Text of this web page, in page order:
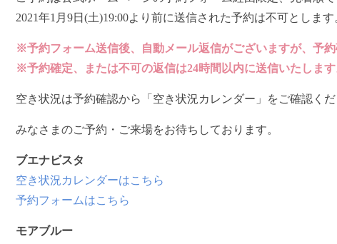
2021年1月9日(土)19:00より前に送信された予約は不可とします
※予約フォーム送信後、自動メール返信がございますが、予約
※予約確定、または不可の返信は24時間以内に送信いたします
空き状況は予約確認から「空き状況カレンダー」をご確認くだ
みなさまのご予約・ご来場をお待ちしております。
ブエナビスタ
空き状況カレンダーはこちら
予約フォームはこちら
モアブルー